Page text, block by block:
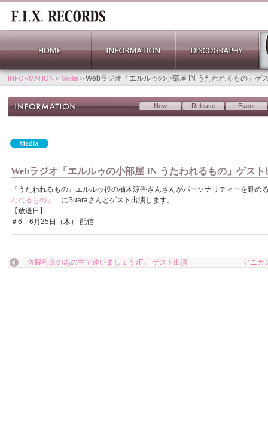
INFORMATION > Media > Webラジオ「エルルゥの小部屋 IN うたわれるもの」ゲ
New Release Event
Webラジオ「エルルゥの小部屋 IN うたわれるもの」ゲスト
『うたわれるもの』エルルゥ役の柚木涼香さんさんがパーソナリティーを勤め
われるもの」
にSuaraさんとゲスト出演します。
【放送日】
＃6 6月25日（木） 配信
「佐藤利奈のあの空で逢いましょう♪F」 ゲスト出演 アニカ